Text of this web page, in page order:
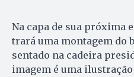
Na capa de sua próxima
trará uma montagem do
sentado na cadeira
imagem é uma